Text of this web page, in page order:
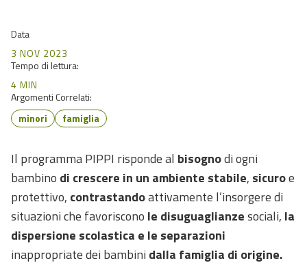
Data
3 NOV 2023
Tempo di lettura:
4 MIN
Argomenti Correlati:
minori
famiglia
Il programma PIPPI risponde al bisognodi ogni
bambino di crescere in un ambiente stabile, sicuroe
protettivo, contrastandoattivamente l’insorgere di
situazioni che favoriscono le disuguaglianzesociali, la
dispersione scolastica e le separazioni
inappropriate dei bambini dalla famiglia di origine.